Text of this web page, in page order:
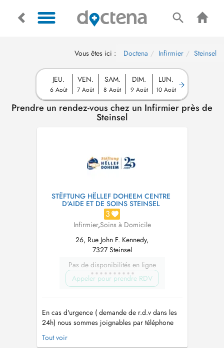
Vous êtes ici : Doctena Infirmier Steinsel
JEU.
6 Août
VEN.
7 Août
SAM.
8 Août
DIM.
9 Août
LUN.
10 Août
Prendre un rendez-vous chez un Infirmier près de
Steinsel
STËFTUNG HËLLEF DOHEEM CENTRE
D'AIDE ET DE SOINS STEINSEL
3
Infirmier,Soins à Domicile
26, Rue John F. Kennedy,
7327 Steinsel
Pas de disponibilités en ligne
Appeler pour prendre RDV
En cas d'urgence ( demande de r.d.v dans les
24h) nous sommes joignables par téléphone
24h/24 et 7j/7 au 40 20 80 65 00. - Depuis
1999 le plus grand réseau d'aide et de soins à
Tout voir